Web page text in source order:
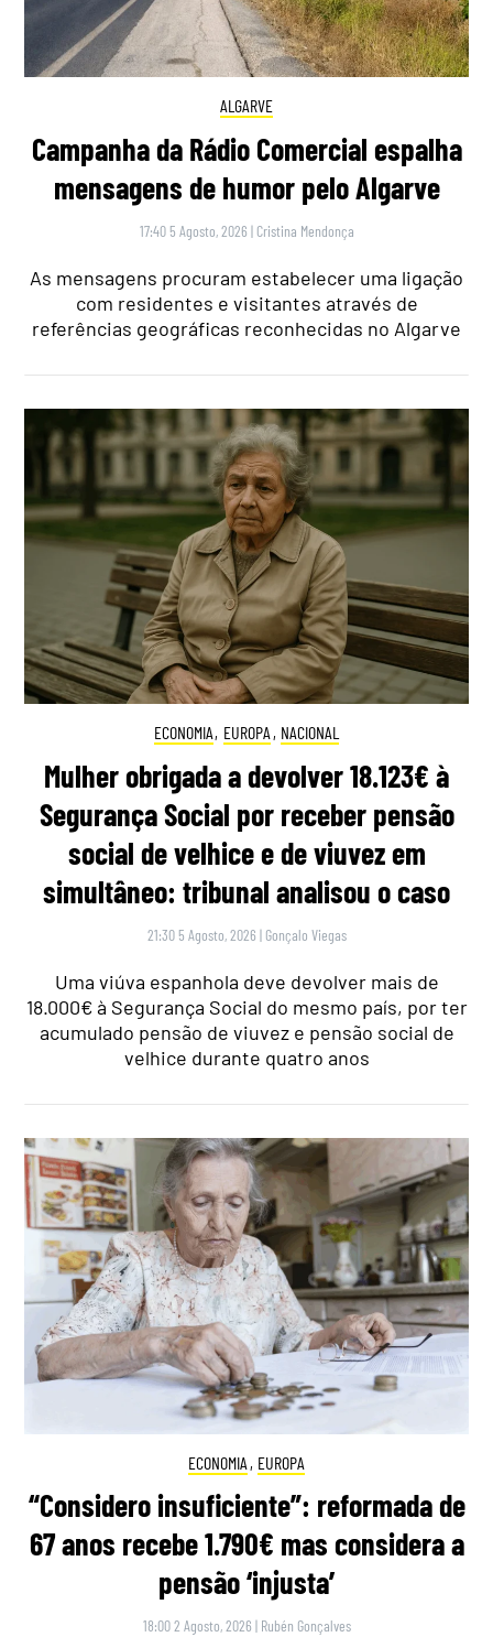
ALGARVE
Campanha da Rádio Comercial espalha
mensagens de humor pelo Algarve
17:40 5 Agosto, 2026 | Cristina Mendonça
As mensagens procuram estabelecer uma ligação
com residentes e visitantes através de
referências geográficas reconhecidas no Algarve
ECONOMIA, EUROPA , NACIONAL
Mulher obrigada a devolver 18.123€ à
Segurança Social por receber pensão
social de velhice e de viuvez em
simultâneo: tribunal analisou o caso
21:30 5 Agosto, 2026 | Gonçalo Viegas
Uma viúva espanhola deve devolver mais de
18.000€ à Segurança Social do mesmo país, por ter
acumulado pensão de viuvez e pensão social de
velhice durante quatro anos
ECONOMIA , EUROPA
“Considero insuficiente”: reformada de
67 anos recebe 1.790€ mas considera a
pensão ‘injusta’
18:00 2 Agosto, 2026 | Rubén Gonçalves